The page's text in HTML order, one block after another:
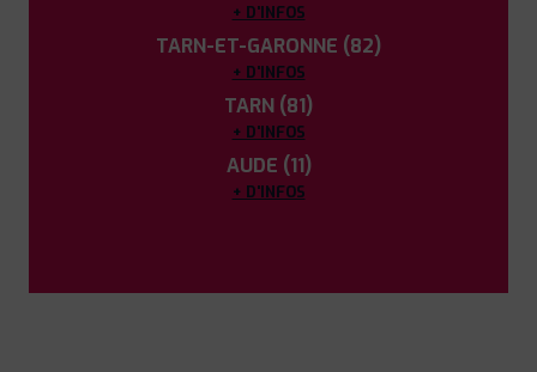
+ D'INFOS
TARN-ET-GARONNE (82)
+ D'INFOS
TARN (81)
+ D'INFOS
AUDE (11)
+ D'INFOS